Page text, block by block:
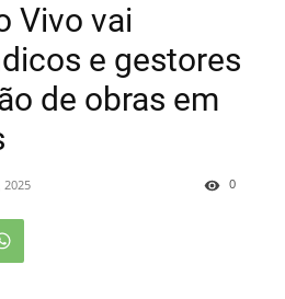
Vivo vai
e gestores
de obras em
2025 0